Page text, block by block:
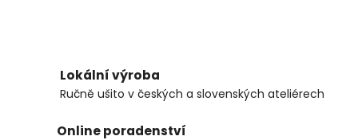
Lokální výroba
Ručně ušito v českých a slovenských ateliérech
Online poradenství